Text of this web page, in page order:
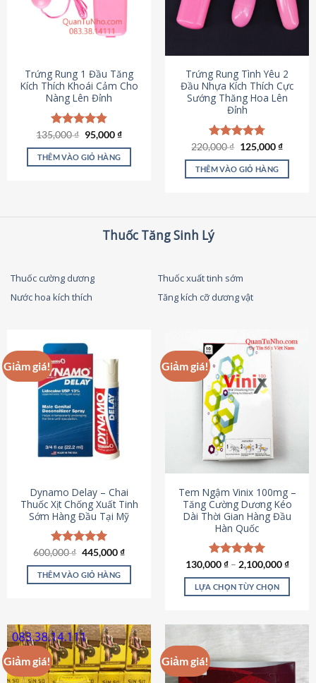
tùy
chọn
được
chọn
trên
trang
sản
phẩm
Trứng Rung 1 Đầu Tăng
Kích Thích Khoái Cảm Cho
Nàng Lên Đỉnh
Được xếp
hạng4.87
5 sao
135,000₫ Giá
gốc
là:
135,000 ₫.
95,000₫Giá
tại
THÊM VÀO GIỎ HÀNG
Trứng Rung Tình Yêu 2
Đầu Nhựa Kích Thích Cực
Sướng Thăng Hoa Lên
Đỉnh
Được xếp
hạng4.79
5 sao
220,000₫ Giá
là:
220,000 ₫.
125,000₫Giá
tại
THÊM VÀO GIỎ HÀNG
Thuốc Tăng Sinh Lý
Thuốc cường dương
Thuốc xuất tinh sớm
Nước hoa kích thích
Tăng kích cỡ dương vật
Giảm giá!
Dynamo Delay – Chai
Thuốc Xịt Chống Xuất Tinh
Sớm Hàng Đầu Tại Mỹ
Được xếp
hạng5.00
5 sao
600,000₫ Giá
là:
600,000 ₫.
445,000₫Giá
tại
THÊM VÀO GIỎ HÀNG
Giảm giá!
Tem Ngậm Vinix 100mg –
Tăng Cường Dương Kéo
Dài Thời Gian Hàng Đầu
Hàn Quốc
Được xếp
hạng5.00
5 sao
130,000₫– 2,100,000₫
LỰA CHỌN TÙY CHỌN
nhiều
biến
Giảm giá! Giảm giá!